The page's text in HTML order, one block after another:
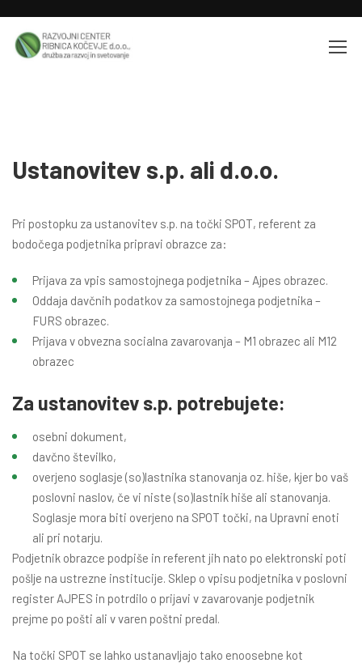
Home SPOT Ustanovitev s.p. ali d.o.o.
Ustanovitev s.p. ali d.o.o.
Pri postopku za ustanovitev s.p. na točki SPOT, referent za
bodočega podjetnika pripravi obrazce za:
Prijava za vpis samostojnega podjetnika – Ajpes obrazec.
Oddaja davčnih podatkov za samostojnega podjetnika –
FURS obrazec.
Prijava v obvezna socialna zavarovanja – M1 obrazec ali M12
obrazec
Za ustanovitev s.p. potrebujete:
osebni dokument,
davčno številko,
overjeno soglasje (so)lastnika stanovanja oz. hiše, kjer bo vaš
poslovni naslov, če vi niste (so)lastnik hiše ali stanovanja.
Soglasje mora biti overjeno na SPOT točki, na Upravni enoti
ali pri notarju.
Podjetnik obrazce podpiše in referent jih nato po elektronski poti
pošlje na ustrezne institucije. Sklep o vpisu podjetnika v poslovni
register AJPES in potrdilo o prijavi v zavarovanje podjetnik
prejme po pošti ali v varen poštni predal.
Na točki SPOT se lahko ustanavljajo tako enoosebne kot